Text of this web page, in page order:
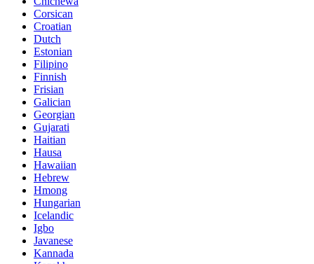
Corsican
Croatian
Dutch
Estonian
Filipino
Finnish
Frisian
Galician
Georgian
Gujarati
Haitian
Hausa
Hawaiian
Hebrew
Hmong
Hungarian
Icelandic
Igbo
Javanese
Kannada